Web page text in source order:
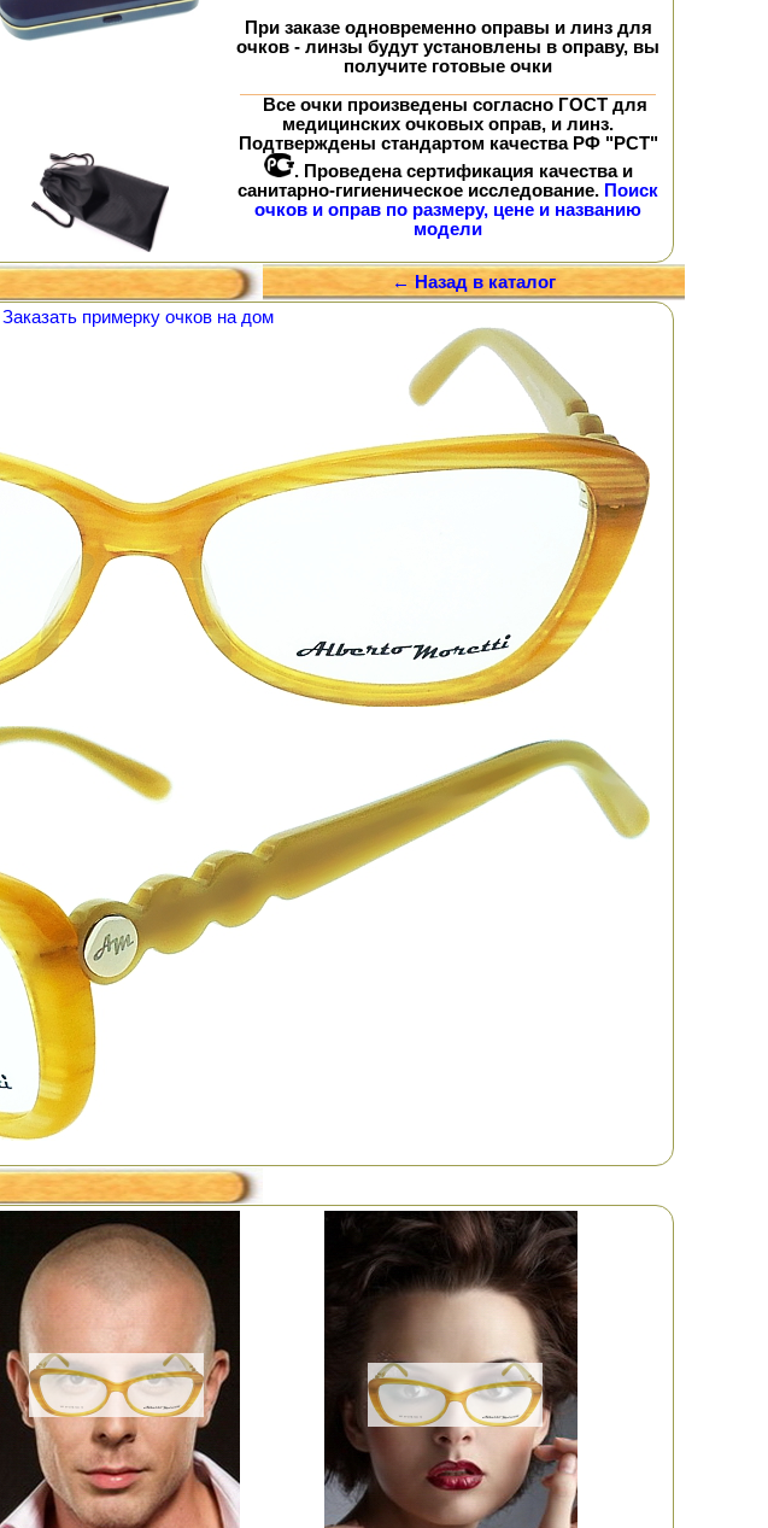
При заказе одновременнооправы и линз для
очков - линзы будут установлены в оправу, вы
получите готовые очки
Все очки произведены согласно ГОСТ для
медицинских очковых оправ, и линз.
Подтверждены стандартом качества РФ "РСТ"
. Проведена сертификация качества и
санитарно-гигиеническое исследование. Поиск
очков и оправ по размеру, цене и названию
модели
← Назад в каталог
Заказать примерку очков на дом